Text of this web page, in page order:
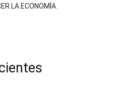
LA ECONOMÍA.